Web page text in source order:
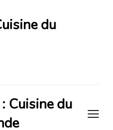
du
Cuisine du